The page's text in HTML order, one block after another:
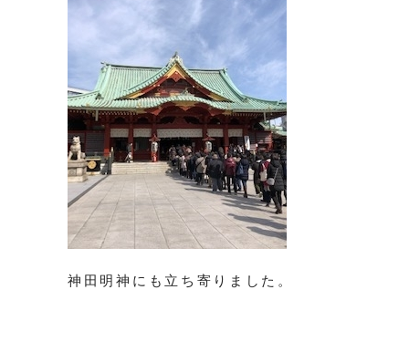
神田明神にも立ち寄りました。